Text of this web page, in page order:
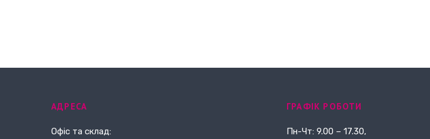
АДРЕСА
Офіс та склад:
ГРАФІК РОБОТИ
Пн-Чт: 9.00 – 17.30,